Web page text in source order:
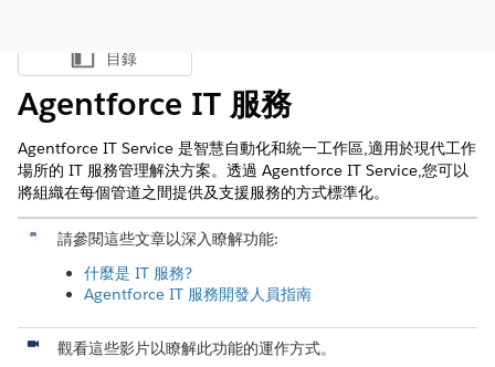
顯示目錄
目錄
Agentforce IT 服務
Agentforce IT Service 是智慧自動化和統一工作區,適用於現代工作
場所的 IT 服務管理解決方案。透過 Agentforce IT Service,您可以
將組織在每個管道之間提供及支援服務的方式標準化。
請參閱這些文章以深入瞭解功能:
什麼是 IT 服務?
Agentforce IT 服務開發人員指南
觀看這些影片以瞭解此功能的運作方式。